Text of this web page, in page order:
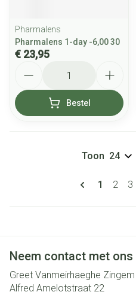
Pharmalens
Pharmalens 1-day -6,00 30
€ 23,95
Bestel
U lees
1 Pagina
2 3
Toon
Neem contact met ons
Greet Vanmeirhaeghe Zingem
Alfred Amelotstraat 22